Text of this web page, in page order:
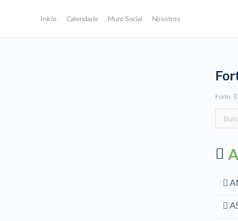
Inicio Calendario Muro Social Nosotros
Fortis